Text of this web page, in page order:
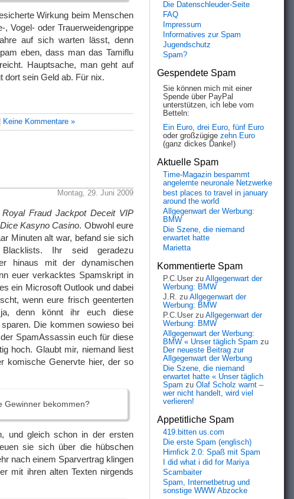
Wirkung beim Menschen
Vogel- oder Trauerweidengrippe
auf sich warten lässt, denn
eben, dass man das Tamiflu
Hauptsache, man geht auf
dort sein Geld ab. Für nix.
Keine Kommentare »
Montag, 29. Juni 2009
Royal Fraud Jackpot Deceit VIP
Kasyno Casino. Obwohl eure
Minuten alt war, befand sie sich
Ihr seid geradezu
hinaus mit der dynamischen
euer verkacktes Spamskript in
ein Microsoft Outlook und dabei
wenn eure frisch geenterten
denn könnt ihr euch diese
Die kommen sowieso bei
SpamAssassin euch für diese
hoch. Glaubt mir, niemand liest
komische Genervte hier, der so
Gewinner bekommen?
und gleich schon in der ersten
sie sich über die hübschen
nach einem Sparvertrag klingen
mit ihren alten Texten nirgends
Die Datenschleuder-Seite
FAQ
Impressum
Informatives zur Spam
Jugendschutz
Spam?
Gespendete Spam
Sie können mich mit einer
Spende über PayPal
unterstützen, ich lebe vom
Betteln:
Ein Euro, drei Euro, fünf Euro
oder großzügige zehn Euro
(ganz dickes Danke!)
Aktuelle Spam
Time-Magazin bespammt
angelernte neuronale Netzwerke
best places to travel in january
around the world
Allgegenwart der Werbung:
BMW
Die Szene, die niemand
erwartet hatte
Marietta
Kommentierte Spam
P.C.User zu Allgegenwart der
Werbung: BMW
J.R. zu Allgegenwart der
Werbung: BMW
P.C.User zu Allgegenwart der
Werbung: BMW
Allgegenwart der Werbung:
BMW « Unser täglich Spam zu
Der neueste Beitrag zur
Allgegenwart der Werbung
Die Szene, die niemand
erwartet hatte « Unser täglich
Spam zu Olaf Scholz warnt –
wer nicht handelt, wird viel
verlieren!
Appetitliche Spam
419.bitten us.com
Die erste Spam (englisch)
Hirnfick 2.0: Spaß mit Spam
I did what i did for Mariya
Scambaiter
Spam, Internetbetrug und
sonstige WWW Abzocke